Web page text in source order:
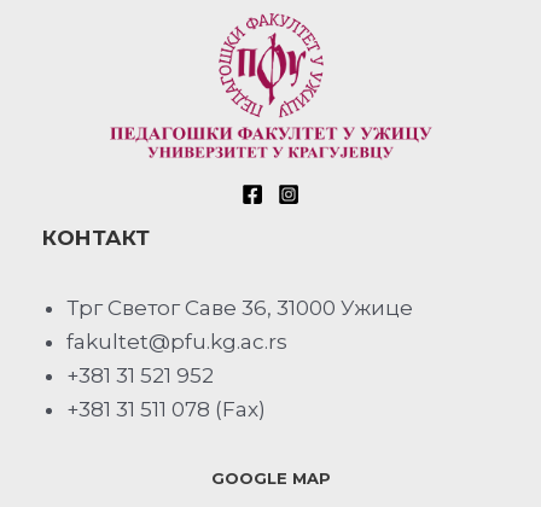
КОНТАКТ
Трг Светог Саве 36, 31000 Ужице
fakultet@pfu.kg.ac.rs
+381 31 521 952
+381 31 511 078 (Fax)
GOOGLE MAP